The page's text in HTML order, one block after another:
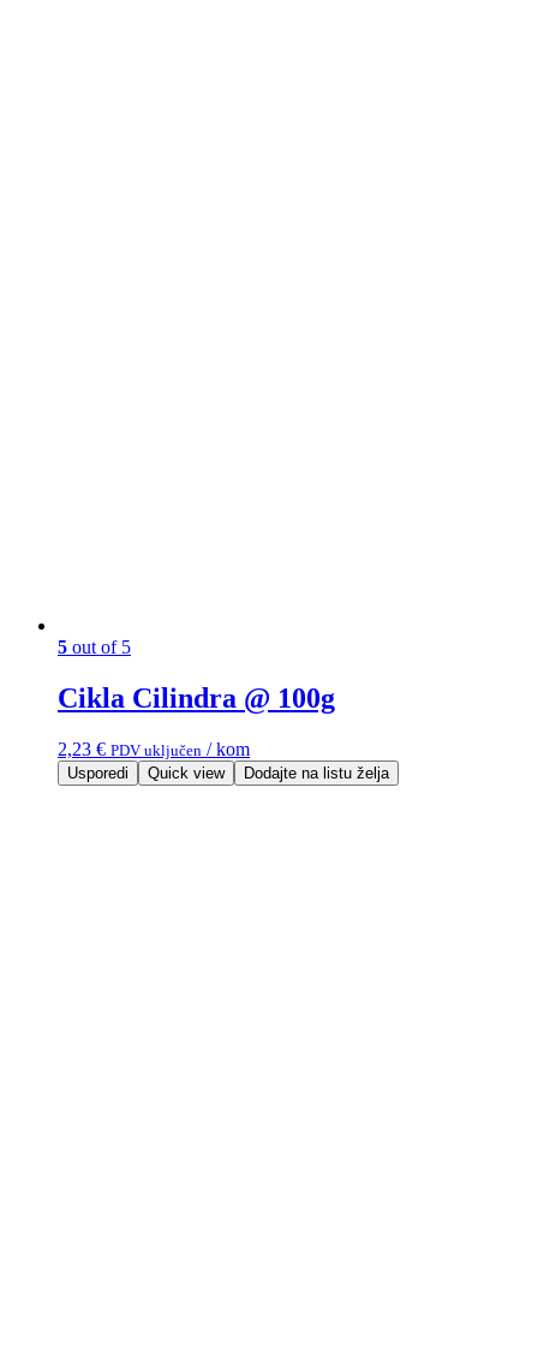
5 out of 5
Cikla Cilindra @ 100g
2,23 € PDV uključen / kom
Usporedi Quick view Dodajte na listu želja